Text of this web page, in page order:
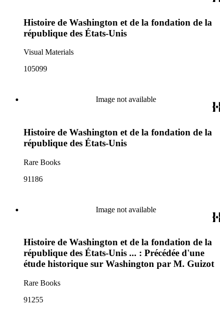
Histoire de Washington et de la fondation de la
république des États-Unis
Visual Materials
105099
Image not available
Histoire de Washington et de la fondation de la
république des États-Unis
Rare Books
91186
Image not available
Histoire de Washington et de la fondation de la
république des États-Unis ... : Précédée d'une
étude historique sur Washington par M. Guizot
Rare Books
91255